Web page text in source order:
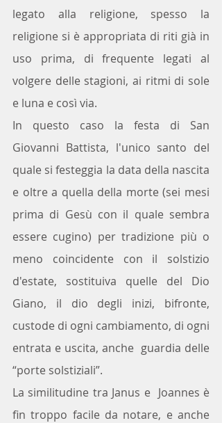
legato alla religione, spesso la
religione si è appropriata di riti già in
uso prima, di frequente legati al
volgere delle stagioni, ai ritmi di sole
e luna e così via.
In questo caso la festa di San
Giovanni Battista, l'unico santo del
quale si festeggia la data della nascita
e oltre a quella della morte (sei mesi
prima di Gesù con il quale sembra
essere cugino) per tradizione più o
meno coincidente con il solstizio
d'estate, sostituiva quelle del Dio
Giano, il dio degli inizi, bifronte,
custode di ogni cambiamento, di ogni
entrata e uscita, anche  guardia delle
“porte solstiziali”.
La similitudine tra Janus e  Joannes è
fin troppo facile da notare, e anche